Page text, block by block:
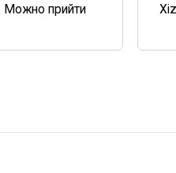
Можно прийти